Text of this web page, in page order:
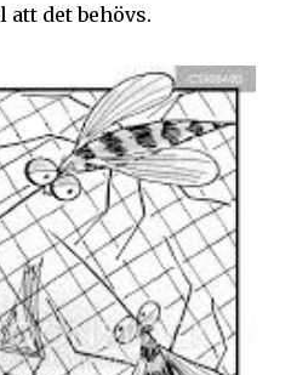
det behövs.